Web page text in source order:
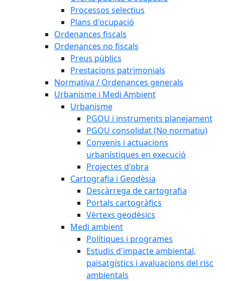
Processos selectius
Plans d'ocupació
Ordenances fiscals
Ordenances no fiscals
Preus públics
Prestacions patrimonials
Normativa / Ordenances generals
Urbanisme i Medi Ambient
Urbanisme
PGOU i instruments planejament
PGOU consolidat (No normatiu)
Convenis i actuacions
urbanístiques en execució
Projectes d'obra
Cartografia i Geodèsia
Descàrrega de cartografia
Portals cartogràfics
Vèrtexs geodèsics
Medi ambient
Polítiques i programes
Estudis d'impacte ambiental,
paisatgístics i avaluacions del risc
ambientals